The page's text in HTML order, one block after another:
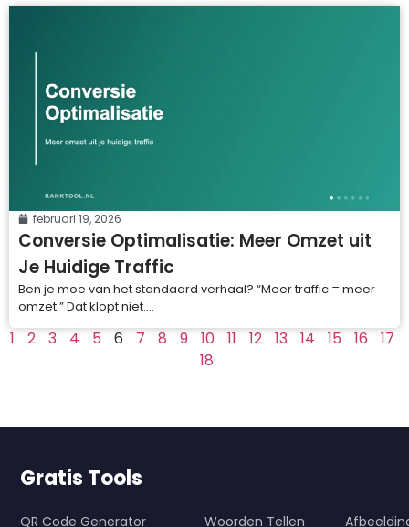
februari 19, 2026
Conversie Optimalisatie: Meer Omzet uit
Je Huidige Traffic
Ben je moe van het standaard verhaal? “Meer traffic = meer
omzet.” Dat klopt niet....
1 2 3 4 5 6 7 8 9 10 11 12 13 14 15 16
17
18
Gratis Tools
QR Code Generator Woorden Tellen